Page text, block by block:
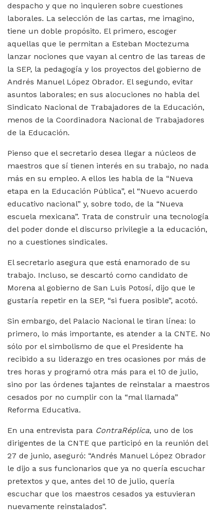
despacho y que no inquieren sobre cuestiones
laborales. La selección de las cartas, me imagino,
tiene un doble propósito. El primero, escoger
aquellas que le permitan a Esteban Moctezuma
lanzar nociones que vayan al centro de las tareas de
la SEP, la pedagogía y los proyectos del gobierno de
Andrés Manuel López Obrador. El segundo, evitar
asuntos laborales; en sus alocuciones no habla del
Sindicato Nacional de Trabajadores de la Educación,
menos de la Coordinadora Nacional de Trabajadores
de la Educación.
Pienso que el secretario desea llegar a núcleos de
maestros que sí tienen interés en su trabajo, no nada
más en su empleo. A ellos les habla de la “Nueva
etapa en la Educación Pública”, el “Nuevo acuerdo
educativo nacional” y, sobre todo, de la “Nueva
escuela mexicana”. Trata de construir una tecnología
del poder donde el discurso privilegie a la educación,
no a cuestiones sindicales.
El secretario asegura que está enamorado de su
trabajo. Incluso, se descartó como candidato de
Morena al gobierno de San Luis Potosí, dijo que le
gustaría repetir en la SEP, “si fuera posible”, acotó.
Sin embargo, del Palacio Nacional le tiran línea: lo
primero, lo más importante, es atender a la CNTE. No
sólo por el simbolismo de que el Presidente ha
recibido a su liderazgo en tres ocasiones por más de
tres horas y programó otra más para el 10 de julio,
sino por las órdenes tajantes de reinstalar a maestros
cesados por no cumplir con la “mal llamada”
Reforma Educativa.
En una entrevista para ContraRéplica, uno de los
dirigentes de la CNTE que participó en la reunión del
27 de junio, aseguró: “Andrés Manuel López Obrador
le dijo a sus funcionarios que ya no quería escuchar
pretextos y que, antes del 10 de julio, quería
escuchar que los maestros cesados ya estuvieran
nuevamente reinstalados”.